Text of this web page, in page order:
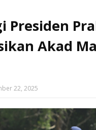
Presiden
Akad
22, 2025